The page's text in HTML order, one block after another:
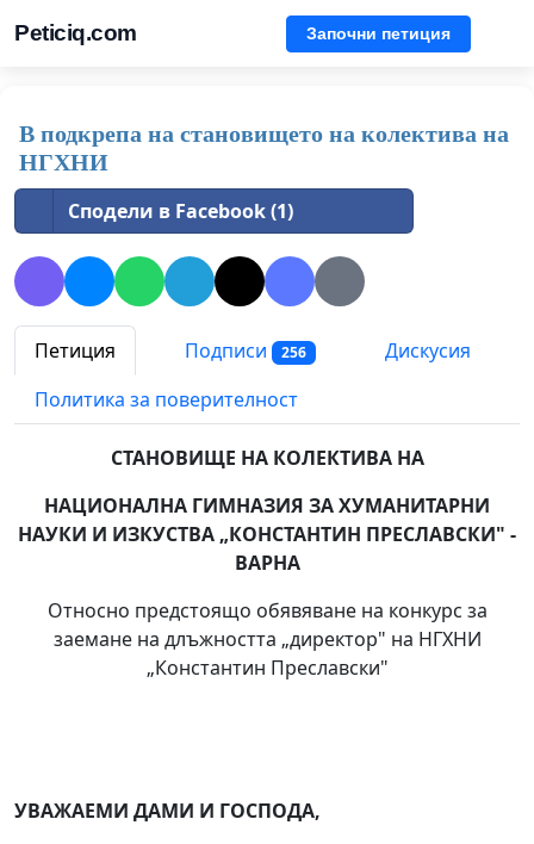
Peticiq.com Започни петиция
В подкрепа на становището на колектива на
НГХНИ
Сподели в Facebook (1)
Петиция Подписи 256
Дискусия
Политика за поверителност
СТАНОВИЩЕ НА КОЛЕКТИВА НА
НАЦИОНАЛНА ГИМНАЗИЯ ЗА ХУМАНИТАРНИ
НАУКИ И ИЗКУСТВА „КОНСТАНТИН ПРЕСЛАВСКИ" -
ВАРНА
Относно предстоящо обявяване на конкурс за
заемане на длъжността „директор" на НГХНИ
„Константин Преславски"
УВАЖАЕМИ ДАМИ И ГОСПОДА,